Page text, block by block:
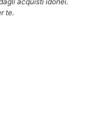
te.